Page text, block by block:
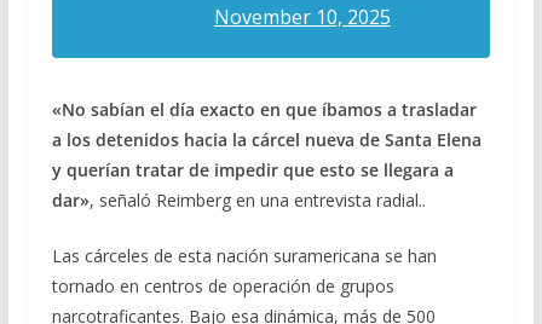
November 10, 2025
«No sabían el día exacto en que íbamos a trasladar
a los detenidos hacia la cárcel nueva de Santa Elena
y querían tratar de impedir que esto se llegara a
dar», señaló Reimberg en una entrevista radial..
Las cárceles de esta nación suramericana se han
tornado en centros de operación de grupos
narcotraficantes. Bajo esa dinámica, más de 500